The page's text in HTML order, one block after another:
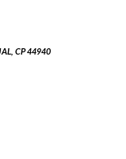
CP 44940